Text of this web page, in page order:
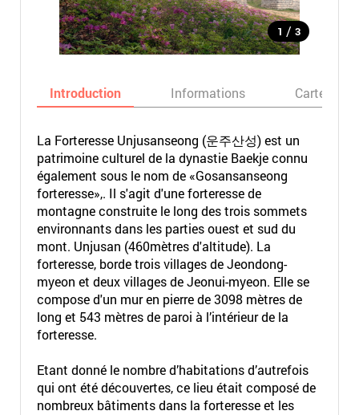
1 / 3
Introduction Informations Carte
La Forteresse Unjusanseong (운주산성) est un
patrimoine culturel de la dynastie Baekje connu
également sous le nom de «Gosansanseong
forteresse»,. Il s'agit d'une forteresse de
montagne construite le long des trois sommets
environnants dans les parties ouest et sud du
mont. Unjusan (460mètres d'altitude). La
forteresse, borde trois villages de Jeondong-
myeon et deux villages de Jeonui-myeon. Elle se
compose d'un mur en pierre de 3098 mètres de
long et 543 mètres de paroi à l’intérieur de la
forteresse.
Etant donné le nombre d’habitations d’autrefois
qui ont été découvertes, ce lieu était composé de
nombreux bâtiments dans la forteresse et les